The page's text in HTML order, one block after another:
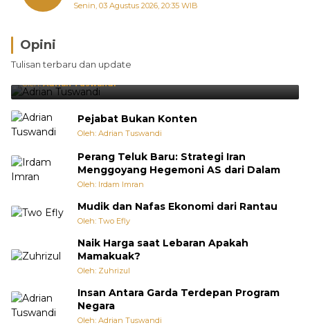
Senin, 03 Agustus 2026, 20:35 WIB
Opini
Tulisan terbaru dan update
Brasil Lebih Diunggulkan, tetapi Jepang Selalu
Punya Cara Membuat Kejutan
Oleh:Adrian Tuswandi
Pejabat Bukan Konten
Oleh: Adrian Tuswandi
Perang Teluk Baru: Strategi Iran
Menggoyang Hegemoni AS dari Dalam
Oleh: Irdam Imran
Mudik dan Nafas Ekonomi dari Rantau
Oleh: Two Efly
Naik Harga saat Lebaran Apakah
Mamakuak?
Oleh: Zuhrizul
Insan Antara Garda Terdepan Program
Negara
Oleh: Adrian Tuswandi